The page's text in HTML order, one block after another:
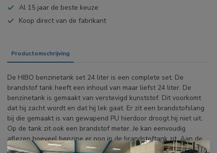
Al 15 jaar de beste keuze
Koop direct van de fabrikant
Productomschrijving
De HIBO benzinetank set 24 liter is een complete set. De
brandstof tank heeft een inhoud van maar liefst 24 liter. De
benzinetank is gemaakt van verstevigd kunststof. Dit voorkomt
dat hij zacht wordt en dat hij lek gaat. Er zit een brandstofslang
bij die gemaakt is van gewapend PU hierdoor droogt hij niet uit.
Op de tank zit ook een brandstof meter. Je kan eenvoudig
aflezen hoeveel benzine er nog in de brandstoftank zit. Aan de
benzineslang zit een koppeling die geschikt is voor